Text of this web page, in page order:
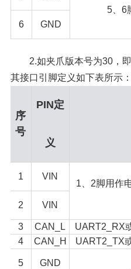
5、6
6
GND
2.如夹爪版本号为30，即
其接口引脚定义如下表所示：
序
号
PIN定
义
1 VIN
1、2脚用作
2 VIN
3 CAN_L
UART2_RX
4
CAN_H UART2_TX
5
GND